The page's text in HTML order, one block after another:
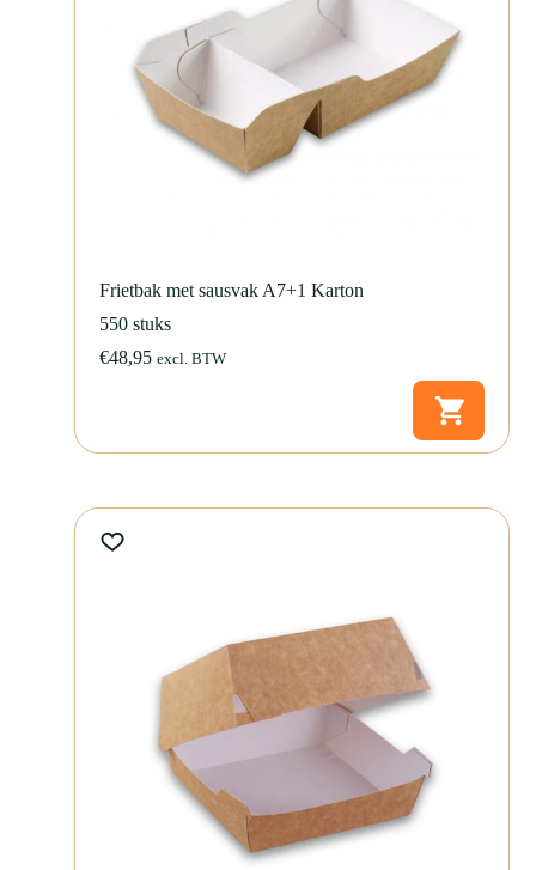
Door te kiezen voor een lokaal product beperk je transportafstanden en
draag je bij aan een kleinere ecologische voetafdruk.
Het karton is hernieuwbaar, biologisch afbreekbaar en vrij van plastic.
Daarmee is dit hamburgerbakje een milieuvriendelijke keuze voor
ondernemers die bewust omgaan met grondstoffen en uitstraling
box klikt stevig dicht en blijft goed gesloten tijdens afhaal of
laten ontsnappen. Zo blijft het broodje luchtig en behoudt een snack
versterkt je merk en laat klanten zien dat je kiest voor kwaliteit en
herkenbaarheid.
kleine hamburgers of broodjes en direct leverbaar uit voorraad. Bestel
vandaag nog en profiteer van snelle levering en betrouwbare service
Wil je meer weten over onze maatwerk verpakkingen van karton of
opnemen voor persoonlijk advies? We helpen je graag
verder. Je kunt ook direct een offerte aanvragen via onze site.
Frietbak met sausvak A7+1 Karton
550 stuks
€48,95 excl. BTW